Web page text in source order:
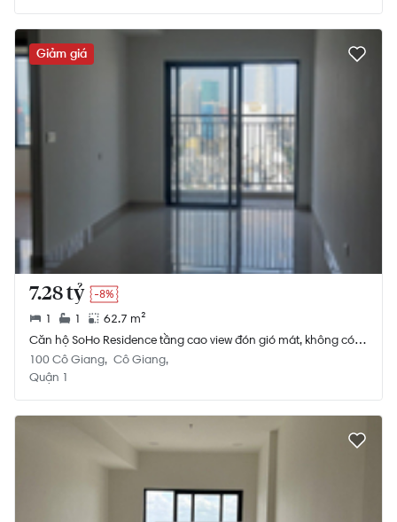
Giảm giá
7.28 tỷ -8%
1 1
62.7 m²
Căn hộ SoHo Residence tầng cao view đón gió mát, không có
nội thất.
100 Cô Giang Cô Giang
Quận 1